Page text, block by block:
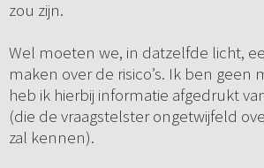
zou zijn.
Wel moeten we, in datzelfde licht,
maken over de risico’s. Ik ben geen
heb ik hierbij informatie afgedrukt
(die de vraagstelster ongetwijfeld
zal kennen).